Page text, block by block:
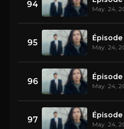
94 May. 24,
95 Épisode
May. 24,
96 Épisode
May. 24,
97 Épisode
May. 24,